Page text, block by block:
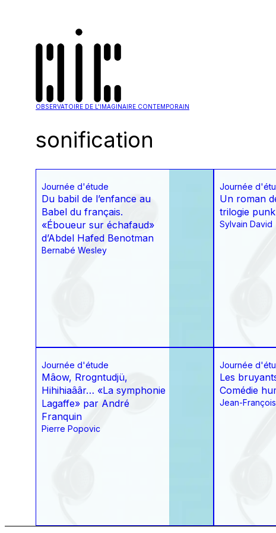
OBSERVATOIRE DE L'IMAGINAIRE CONTEMPORAIN
sonification
Journée d'étude
Du babil de l’enfance au
Babel du français.
«Éboueur sur échafaud»
d’Abdel Hafed Benotman
Bernabé Wesley
Journée
Un roman
trilogie punk
Sylvain David
Journée d'étude
Mâow, Rrogntudjü,
Hihihiaââr… «La symphonie
Lagaffe» par André
Franquin
Pierre Popovic
Journée
Les
Comédie
Jean-